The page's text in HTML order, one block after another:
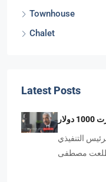
Townhouse
Chalet
Latest Posts
التنفيذي